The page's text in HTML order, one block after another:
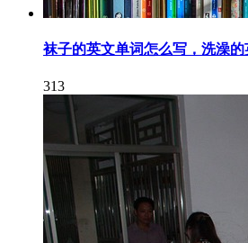
袜子的英文单词怎么写，洗澡
313